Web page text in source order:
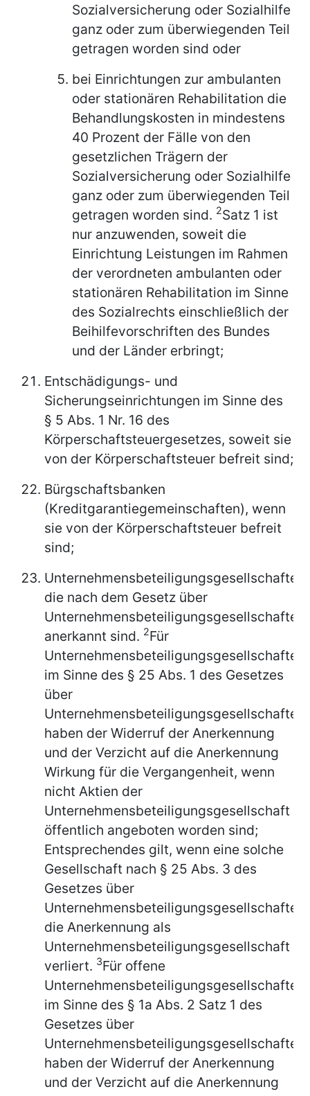
Sozialversicherung oder Sozialhilfe
ganz oder zum überwiegenden Teil
getragen worden sind oder
bei Einrichtungen zur ambulanten
oder stationären Rehabilitation die
Behandlungskosten in mindestens
40 Prozent der Fälle von den
gesetzlichen Trägern der
Sozialversicherung oder Sozialhilfe
ganz oder zum überwiegenden Teil
getragen worden sind. 2Satz 1 ist
nur anzuwenden, soweit die
Einrichtung Leistungen im Rahmen
der verordneten ambulanten oder
stationären Rehabilitation im Sinne
des Sozialrechts einschließlich der
Beihilfevorschriften des Bundes
und der Länder erbringt;
Entschädigungs- und
Sicherungseinrichtungen im Sinne des
§ 5 Abs. 1 Nr. 16 des
Körperschaftsteuergesetzes, soweit sie
von der Körperschaftsteuer befreit sind;
Bürgschaftsbanken
(Kreditgarantiegemeinschaften), wenn
sie von der Körperschaftsteuer befreit
sind;
Unternehmensbeteiligungsgesellschaften,
die nach dem Gesetz über
Unternehmensbeteiligungsgesellschaften
anerkannt sind. 2Für
Unternehmensbeteiligungsgesellschaften
im Sinne des § 25 Abs. 1 des Gesetzes
über
Unternehmensbeteiligungsgesellschaften
haben der Widerruf der Anerkennung
und der Verzicht auf die Anerkennung
Wirkung für die Vergangenheit, wenn
nicht Aktien der
Unternehmensbeteiligungsgesellschaft
öffentlich angeboten worden sind;
Entsprechendes gilt, wenn eine solche
Gesellschaft nach § 25 Abs. 3 des
Gesetzes über
Unternehmensbeteiligungsgesellschaften
die Anerkennung als
Unternehmensbeteiligungsgesellschaft
verliert. 3Für offene
Unternehmensbeteiligungsgesellschaften
im Sinne des § 1a Abs. 2 Satz 1 des
Gesetzes über
Unternehmensbeteiligungsgesellschaften
haben der Widerruf der Anerkennung
und der Verzicht auf die Anerkennung